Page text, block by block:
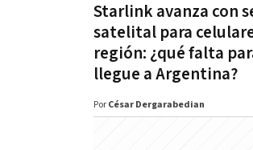
Starlink avanza con
satelital para
región: ¿qué falta
llegue a Argentina?
Por César Dergarabedian